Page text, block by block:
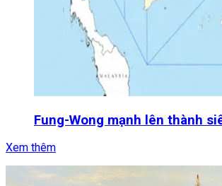
Fung-Wong mạnh lên thành
Xem thêm